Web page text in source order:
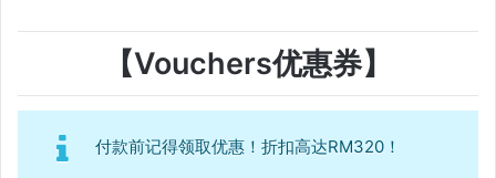
【Vouchers优惠券】
付款前记得领取优惠！折扣高达RM320！